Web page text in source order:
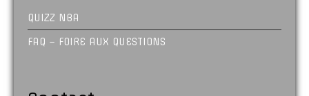
QUIZZ NBA
FAQ – FOIRE AUX QUESTIONS